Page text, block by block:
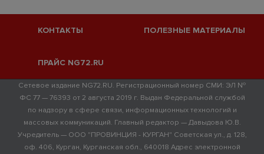
КОНТАКТЫ ПОЛЕЗНЫЕ МАТЕРИАЛЫ
ПРАЙС NG72.RU
Сетевое издание NG72.RU. Регистрационный номер СМИ: ЭЛ №
ФС 77 — 76393 от 2 августа 2019 г. Выдан Федеральной службой
по надзору в сфере связи, информационных технологий и
массовых коммуникаций. Главный редактор — Давыдова Ю.В.
Учредитель — ООО "ПРОВИНЦИЯ - КУРГАН" Советская ул., д. 128,
оф. 406, Курган, Курганская обл., 640018 Адрес электронной